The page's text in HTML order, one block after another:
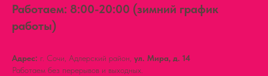
Работаем: 8:00-20:00 (зимний график
работы)
Адрес: г. Сочи, Адлерский район, ул. Мира, д. 14
Работаем без перерывов и выходных.